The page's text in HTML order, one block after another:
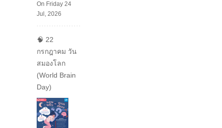
On Friday 24
Jul, 2026
🧠 22
กรกฎาคม วัน
สมองโลก
(World Brain
Day)